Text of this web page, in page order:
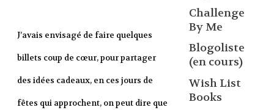
J’avais envisagé de faire quelques
billets coup de cœur, pour partager
des idées cadeaux, en ces jours de
fêtes qui approchent, on peut dire que
Challenge
By Me
Blogoliste
(en cours)
Wish List
Books